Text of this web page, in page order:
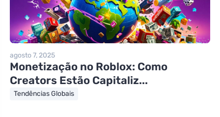
agosto 7, 2025
Monetização no Roblox: Como
Creators Estão Capitaliz...
Tendências Globais